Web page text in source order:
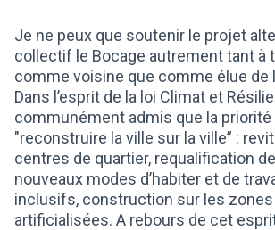
Je ne peux que soutenir le projet
collectif le Bocage autrement tant à
comme voisine que comme élue de
Dans l’esprit de la loi Climat et
communément admis que la priorité
"reconstruire la ville sur la ville” :
centres de quartier, requalification
nouveaux modes d’habiter et de
inclusifs, construction sur les zones
artificialisées. A rebours de cet